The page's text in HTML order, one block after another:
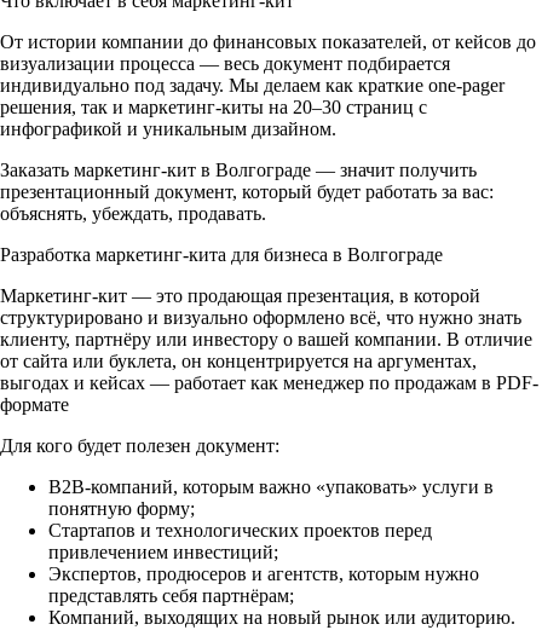
От истории компании до финансовых показателей, от кейсов до
визуализации процесса — весь документ подбирается
индивидуально под задачу. Мы делаем как краткие one-pager
решения, так и маркетинг-киты на 20–30 страниц с
инфографикой и уникальным дизайном.
Заказать маркетинг-кит в Волгограде — значит получить
презентационный документ, который будет работать за вас:
объяснять, убеждать, продавать.
Разработка маркетинг-кита для бизнеса в Волгограде
Маркетинг-кит — это продающая презентация, в которой
структурировано и визуально оформлено всё, что нужно знать
клиенту, партнёру или инвестору о вашей компании. В отличие
от сайта или буклета, он концентрируется на аргументах,
выгодах и кейсах — работает как менеджер по продажам в PDF-
формате
Для кого будет полезен документ:
B2B-компаний, которым важно «упаковать» услуги в
понятную форму;
Стартапов и технологических проектов перед
привлечением инвестиций;
Экспертов, продюсеров и агентств, которым нужно
представлять себя партнёрам;
Компаний, выходящих на новый рынок или аудиторию.